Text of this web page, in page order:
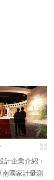
計企業介紹：
國家計量測